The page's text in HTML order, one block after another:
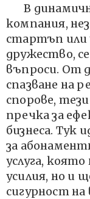
В
компания,
стартъп или
дружество,
въпроси. От
спазване на
спорове,
пречка за
бизнеса. Тук
за
услуга,
усилия, но и
сигурност на